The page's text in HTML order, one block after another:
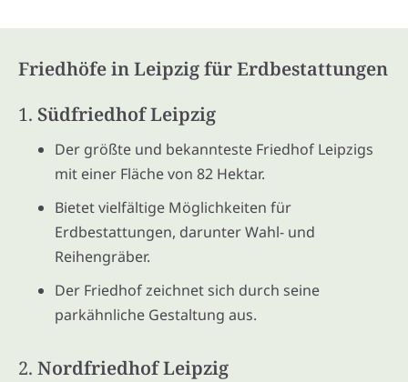
Friedhöfe in Leipzig für Erdbestattungen
1. Südfriedhof Leipzig
Der größte und bekannteste Friedhof Leipzigs
mit einer Fläche von 82 Hektar.
Bietet vielfältige Möglichkeiten für
Erdbestattungen, darunter Wahl- und
Reihengräber.
Der Friedhof zeichnet sich durch seine
parkähnliche Gestaltung aus.
2. Nordfriedhof Leipzig